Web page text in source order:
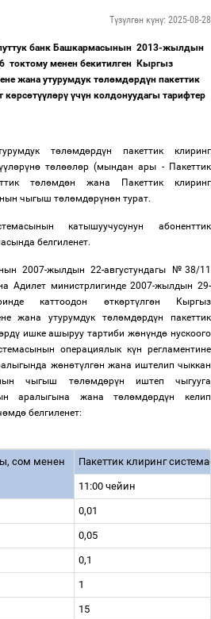
Түзүлгөн күнү: 2025-08-28
банк Башкармасынын 2013-жылдын
токтому менен бекитилген Кыргыз
жана утурумдук төлөмдөрдүн пакеттик
көрсөтүүлөрү үчүн колдонуудагы тарифтер
төлөмдөрдүн пакеттик клиринг
лөрүнөтөлөөлөр (мындан ары - Пакеттик
төлөмдөн жана Пакеттик клиринг
чыгыш төлөмдөрүнөн турат.
катышуучусунун абоненттик
белгиленет.
2007-жылдын 22-августундагы №38/11
Адилет министрлигинде 2007-жылдын 29-
каттоодон өткөртүлгөн Кыргыз
жана утурумдук төлөмдөрдүн пакеттик
рдүишке ашыруу тартиби жөнүндө нускоого
операциялык күн регламентине
жөнөтүлгөн жана иштелип чыккан
чыгыш төлөмдөрүн иштеп чыгууга
аралыгына жана төлөмдөрдүн келип
өмдө белгиленет:
сом менен Пакеттик клиринг
11:00 чейин
0,01
0,05
0,1
1
15